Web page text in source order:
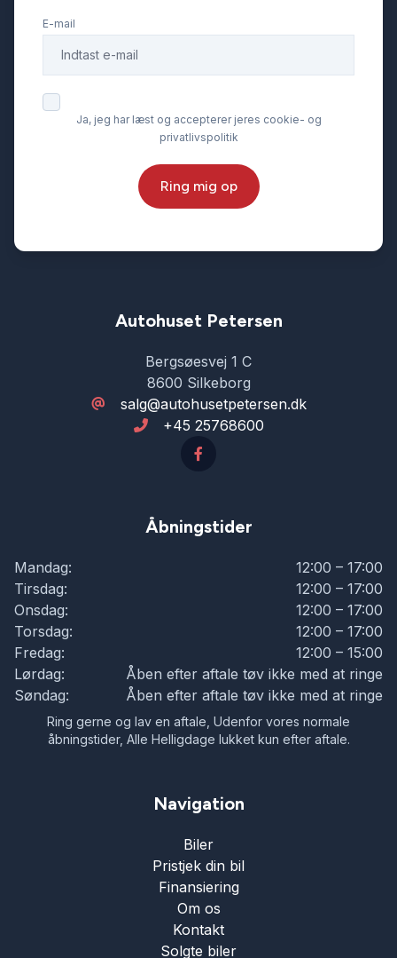
E-mail
Ja, jeg har læst og accepterer jeres cookie- og
privatlivspolitik
Ring mig op
Autohuset Petersen
Bergsøesvej 1 C
8600 Silkeborg
salg@autohusetpetersen.dk
+45 25768600
Åbningstider
Mandag:
12:00 – 17:00
Tirsdag:
12:00 – 17:00
Onsdag:
12:00 – 17:00
Torsdag:
12:00 – 17:00
Fredag:
12:00 – 15:00
Lørdag:
Åben efter aftale tøv ikke med at ringe
Søndag:
Åben efter aftale tøv ikke med at ringe
Ring gerne og lav en aftale, Udenfor vores normale
åbningstider, Alle Helligdage lukket kun efter aftale.
Navigation
Biler
Pristjek din bil
Finansiering
Om os
Kontakt
Solgte biler